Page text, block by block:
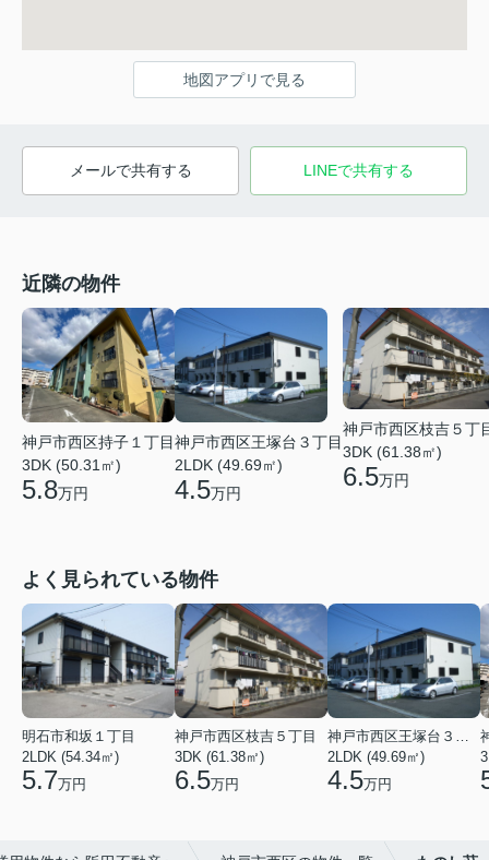
地図アプリで見る
メールで共有する LINEで共有する
近隣の物件
神戸市西区持子１丁目
3DK (50.31㎡)
5.8万円
神戸市西区王塚台３丁目
2LDK (49.69㎡)
4.5万円
神戸市西区枝吉５丁
3DK (61.38㎡)
6.5万円
よく見られている物件
明石市和坂１丁目
2LDK (54.34㎡)
5.7万円
神戸市西区枝吉５丁目
3DK (61.38㎡)
6.5万円
神戸市西区王塚台３丁目
2LDK (49.69㎡)
4.5万円